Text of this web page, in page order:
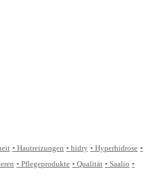
Hautreizungen hidry
Hyperhidrose
Pflegeprodukte Qualität
Saalio